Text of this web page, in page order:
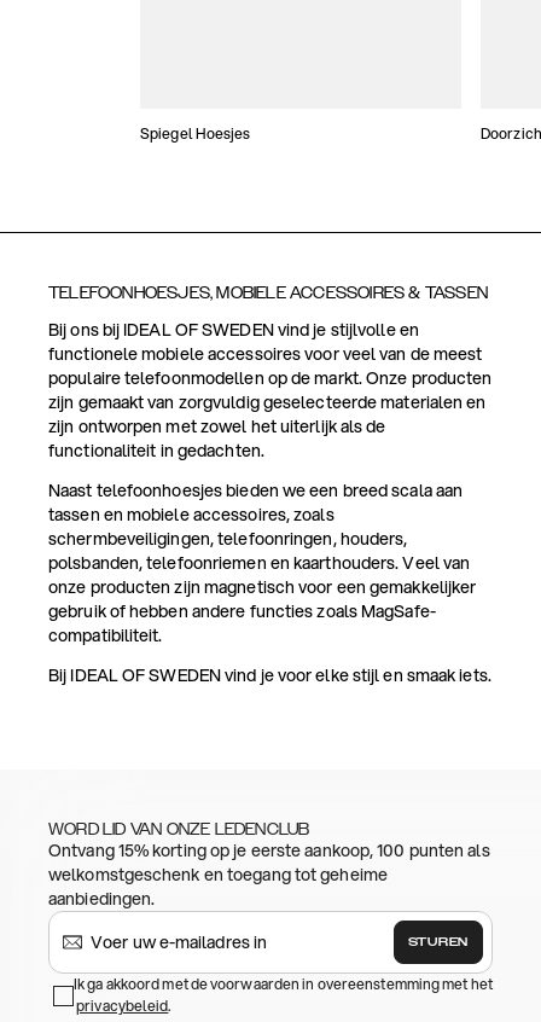
Spiegel Hoesjes
TELEFOONHOESJES, MOBIELE ACCESSOIRES & TASSEN
Bij ons bij IDEAL OF SWEDEN vind je stijlvolle en
functionele mobiele accessoires voor veel van de meest
populaire telefoonmodellen op de markt. Onze producten
zijn gemaakt van zorgvuldig geselecteerde materialen en
zijn ontworpen met zowel het uiterlijk als de
functionaliteit in gedachten.
Naast telefoonhoesjes bieden we een breed scala aan
tassen en mobiele accessoires, zoals
schermbeveiligingen, telefoonringen, houders,
polsbanden, telefoonriemen en kaarthouders. Veel van
onze producten zijn magnetisch voor een gemakkelijker
gebruik of hebben andere functies zoals MagSafe-
compatibiliteit.
Bij IDEAL OF SWEDEN vind je voor elke stijl en smaak iets.
WORD LID VAN ONZE LEDENCLUB
Ontvang 15% korting op je eerste aankoop, 100 punten als
welkomstgeschenk en toegang tot geheime
aanbiedingen.
STUREN
Ik ga akkoord met de voorwaarden in overeenstemming met het
privacybeleid.